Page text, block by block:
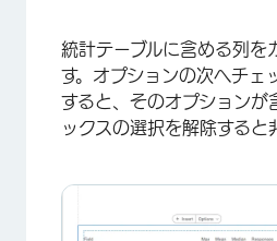
統計テーブルに含める列を
す。オプションの次へチェ
すると、そのオプションが
ックスの選択を解除すると